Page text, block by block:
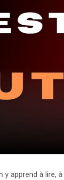
y apprend à